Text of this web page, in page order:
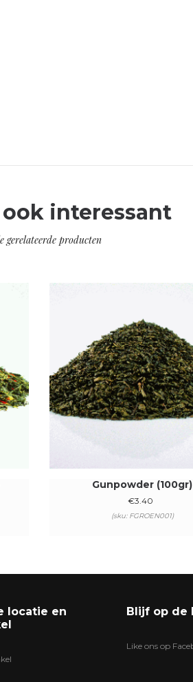
interessant
gerelateerde producten
Gunpowder (100gr)
€3.40
(sku: FGROEN001)
locatie en
Blijf op de
Like ons op